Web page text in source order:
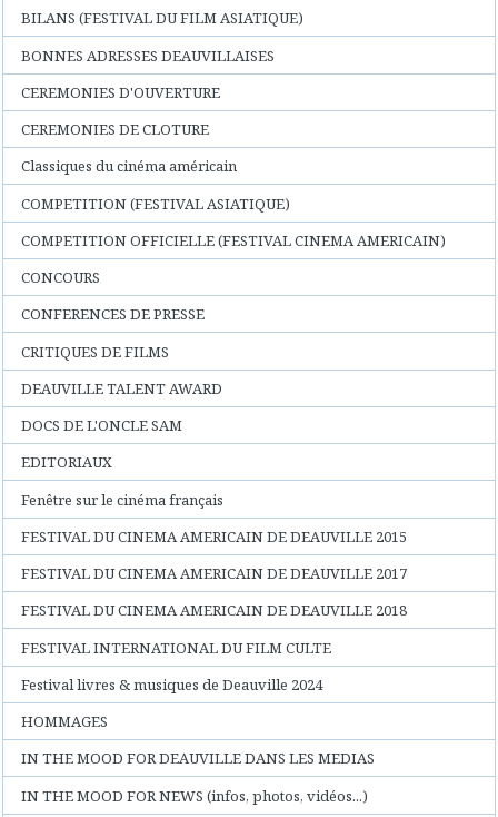
BILANS (FESTIVAL DU FILM ASIATIQUE)
BONNES ADRESSES DEAUVILLAISES
CEREMONIES D'OUVERTURE
CEREMONIES DE CLOTURE
Classiques du cinéma américain
COMPETITION (FESTIVAL ASIATIQUE)
COMPETITION OFFICIELLE (FESTIVAL CINEMA AMERICAIN)
CONCOURS
CONFERENCES DE PRESSE
CRITIQUES DE FILMS
DEAUVILLE TALENT AWARD
DOCS DE L'ONCLE SAM
EDITORIAUX
Fenêtre sur le cinéma français
FESTIVAL DU CINEMA AMERICAIN DE DEAUVILLE 2015
FESTIVAL DU CINEMA AMERICAIN DE DEAUVILLE 2017
FESTIVAL DU CINEMA AMERICAIN DE DEAUVILLE 2018
FESTIVAL INTERNATIONAL DU FILM CULTE
Festival livres & musiques de Deauville 2024
HOMMAGES
IN THE MOOD FOR DEAUVILLE DANS LES MEDIAS
IN THE MOOD FOR NEWS (infos, photos, vidéos...)